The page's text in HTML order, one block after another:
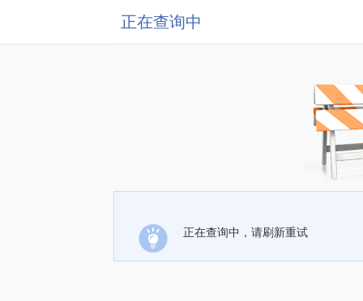
正在查询中
正在查询中，请刷新重试